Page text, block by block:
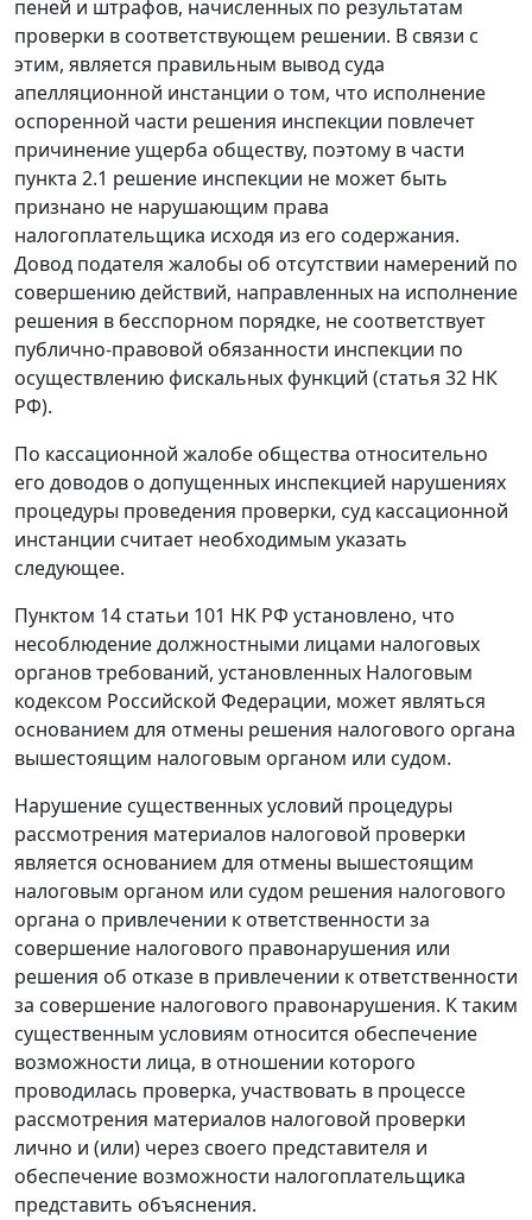
пеней и штрафов, начисленных по результатам
проверки в соответствующем решении. В связи с
этим, является правильным вывод суда
апелляционной инстанции о том, что исполнение
оспоренной части решения инспекции повлечет
причинение ущерба обществу, поэтому в части
пункта 2.1 решение инспекции не может быть
признано не нарушающим права
налогоплательщика исходя из его содержания.
Довод подателя жалобы об отсутствии намерений по
совершению действий, направленных на исполнение
решения в бесспорном порядке, не соответствует
публично-правовой обязанности инспекции по
осуществлению фискальных функций (статья 32 НК
РФ).
По кассационной жалобе общества относительно
его доводов о допущенных инспекцией нарушениях
процедуры проведения проверки, суд кассационной
инстанции считает необходимым указать
следующее.
Пунктом 14 статьи 101 НК РФ установлено, что
несоблюдение должностными лицами налоговых
органов требований, установленных Налоговым
кодексом Российской Федерации, может являться
основанием для отмены решения налогового органа
вышестоящим налоговым органом или судом.
Нарушение существенных условий процедуры
рассмотрения материалов налоговой проверки
является основанием для отмены вышестоящим
налоговым органом или судом решения налогового
органа о привлечении к ответственности за
совершение налогового правонарушения или
решения об отказе в привлечении к ответственности
за совершение налогового правонарушения. К таким
существенным условиям относится обеспечение
возможности лица, в отношении которого
проводилась проверка, участвовать в процессе
рассмотрения материалов налоговой проверки
лично и (или) через своего представителя и
обеспечение возможности налогоплательщика
представить объяснения.